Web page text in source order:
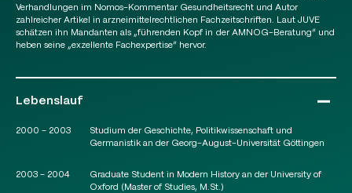
Verhandlungen im Nomos-Kommentar Gesundheitsrecht und Autor
zahlreicher Artikel in arzneimittelrechtlichen Fachzeitschriften. Laut JUVE
schätzen ihn Mandanten als „führenden Kopf in der AMNOG-Beratung“ und
heben seine „exzellente Fachexpertise“ hervor.
Lebenslauf
2000 – 2003
Studium der Geschichte, Politikwissenschaft und
Germanistik an der Georg-August-Universität Göttingen
2003 – 2004
Graduate Student in Modern History an der University of
Oxford (Master of Studies, M.St.)